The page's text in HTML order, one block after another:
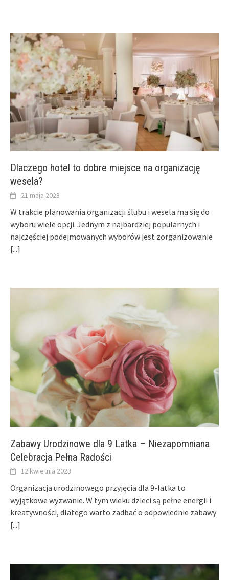
Dlaczego hotel to dobre miejsce na organizację
wesela?
21 maja 2023
W trakcie planowania organizacji ślubu i wesela ma się do
wyboru wiele opcji. Jednym z najbardziej popularnych i
najczęściej podejmowanych wyborów jest zorganizowanie
[...]
Zabawy Urodzinowe dla 9 Latka – Niezapomniana
Celebracja Pełna Radości
12 kwietnia 2023
Organizacja urodzinowego przyjęcia dla 9-latka to
wyjątkowe wyzwanie. W tym wieku dzieci są pełne energii i
kreatywności, dlatego warto zadbać o odpowiednie zabawy
[...]